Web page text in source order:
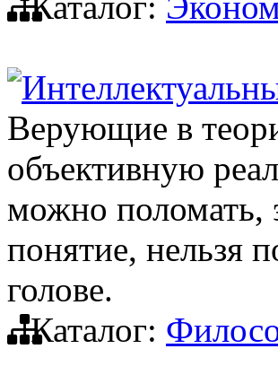
Верующие в
объективную
можно поломать,
понятие, нельзя
голове.
Каталог: